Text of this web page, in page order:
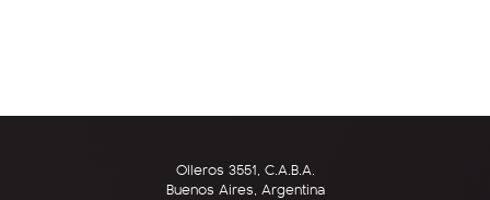
Olleros 3551, C.A.B.A.
Buenos Aires, Argentina